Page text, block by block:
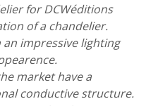
for DCWéditions
of a chandelier.
impressive lighting
market have a
conductive structure.